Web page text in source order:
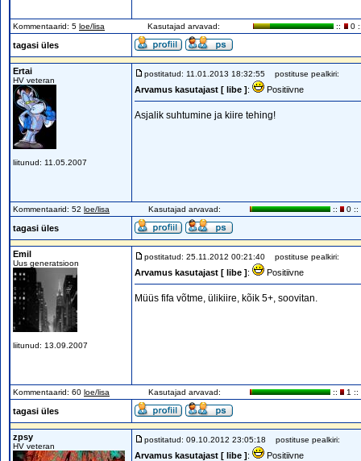
Kommentaarid: 5 loe/lisa Kasutajad arvavad: :: 0
tagasi üles
Ertai
HV veteran
liitunud: 11.05.2007
postitatud: 11.01.2013 18:32:55 postituse pealkiri:
Arvamus kasutajast [ libe ]: Positiivne
Asjalik suhtumine ja kiire tehing!
Kommentaarid: 52 loe/lisa Kasutajad arvavad: :: 0 ::
tagasi üles
Emil
Uus generatsioon
liitunud: 13.09.2007
postitatud: 25.11.2012 00:21:40 postituse pealkiri:
Arvamus kasutajast [ libe ]: Positiivne
Müüs fifa võtme, ülikiire, kõik 5+, soovitan.
Kommentaarid: 60 loe/lisa Kasutajad arvavad: :: 1 ::
tagasi üles
zpsy
HV veteran
postitatud: 09.10.2012 23:05:18 postituse pealkiri:
Arvamus kasutajast [ libe ]: Positiivne